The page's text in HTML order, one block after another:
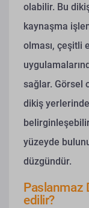
olabilir. Bu
kaynaşma
olması, çeşitli
sağlar. Görsel
dikiş
yüzeyde
düzgündür.
Paslanmaz
edilir?